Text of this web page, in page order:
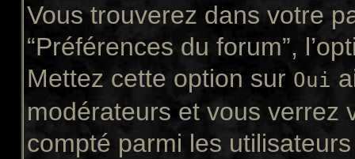
Vous trouverez dans votre
“Préférences du forum”,
Mettez cette option sur Oui
modérateurs et vous verrez
compté parmi les